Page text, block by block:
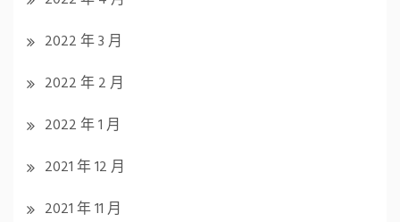
2022 年 3 月
2022 年 2 月
2022 年 1 月
2021 年 12 月
2021 年 11 月